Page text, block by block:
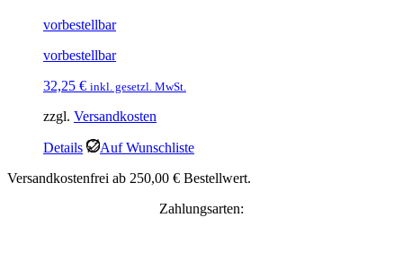
vorbestellbar
vorbestellbar
32,25 € inkl. gesetzl. MwSt.
zzgl. Versandkosten
Details
Auf Wunschliste
Versandkostenfrei ab 250,00 € Bestellwert.
Zahlungsarten: